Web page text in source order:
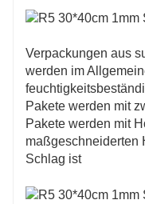
Verpackungen aus
werden im
Pakete werden mit
Pakete werden mit
maßgeschneiderten
Schlag ist